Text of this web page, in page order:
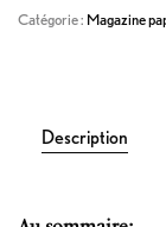
Catégorie : Magazine
Description